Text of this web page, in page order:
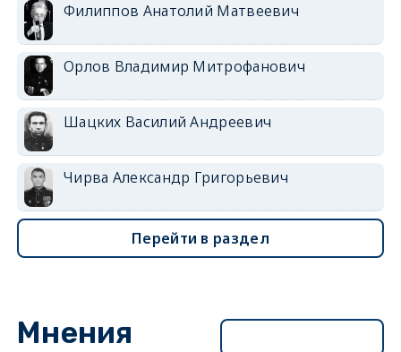
Филиппов Анатолий Матвеевич
Орлов Владимир Митрофанович
Шацких Василий Андреевич
Чирва Александр Григорьевич
Перейти в раздел
Мнения